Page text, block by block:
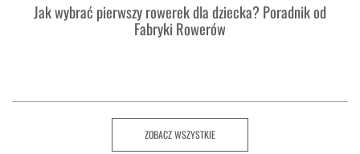
Jak wybrać pierwszy rowerek dla dziecka? Poradnik od
Fabryki Rowerów
ZOBACZ WSZYSTKIE